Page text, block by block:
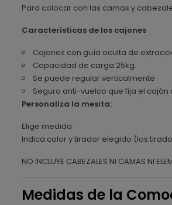
Para colocar con las camas y
Características de los cajones
Cajones con guía oculta de
Capacidad de carga 25kg.
Se puede regular verticalmente
Seguro anti-vuelco que fija el
Personaliza la mesita:
Elige medida
Indica color y tirador elegido (los
NO INCLUYE CABEZALES NI CAMAS NI
Medidas de la